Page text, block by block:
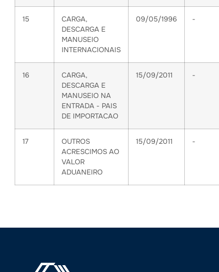
15
CARGA,
DESCARGA E
MANUSEIO
INTERNACIONAIS
09/05/1996 -
16
CARGA,
DESCARGA E
MANUSEIO NA
ENTRADA - PAIS
DE IMPORTACAO
15/09/2011 -
17
OUTROS
ACRESCIMOS AO
VALOR
ADUANEIRO
15/09/2011 -